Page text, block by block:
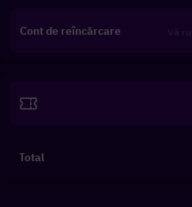
Cont de reîncărcare
Total